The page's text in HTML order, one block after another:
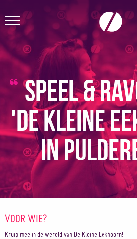
Speel &
'De kleine
in
VOOR WIE?
Kruip mee in de wereld van De Kleine Eekhoorn!